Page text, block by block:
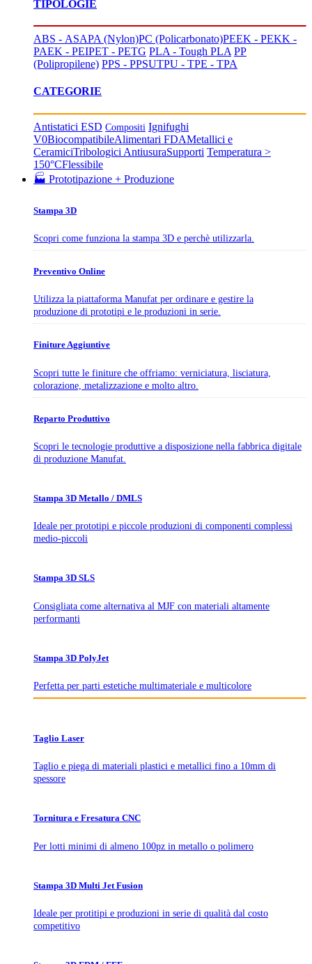
TIPOLOGIE
ABS - ASAPA (Nylon)PC (Policarbonato)PEEK - PEKK -
PAEK - PEIPET - PETG PLA - Tough PLA PP
(Polipropilene) PPS - PPSUTPU - TPE - TPA
CATEGORIE
Antistatici ESD Compositi Ignifughi
V0BiocompatibileAlimentari FDAMetallici e
CeramiciTribologici AntiusuraSupporti Temperatura >
150°CFlessibile
🏭 Prototipazione + Produzione
Stampa 3D
Scopri come funziona la stampa 3D e perchè utilizzarla.
Preventivo Online
Utilizza la piattaforma Manufat per ordinare e gestire la
produzione di prototipi e le produzioni in serie.
Finiture Aggiuntive
Scopri tutte le finiture che offriamo: verniciatura, lisciatura,
colorazione, metalizzazione e molto altro.
Reparto Produttivo
Scopri le tecnologie produttive a disposizione nella fabbrica digitale
di produzione Manufat.
Stampa 3D Metallo / DMLS
Ideale per prototipi e piccole produzioni di componenti complessi
medio-piccoli
Stampa 3D SLS
Consigliata come alternativa al MJF con materiali altamente
performanti
Stampa 3D PolyJet
Perfetta per parti estetiche multimateriale e multicolore
Taglio Laser
Taglio e piega di materiali plastici e metallici fino a 10mm di
spessore
Tornitura e Fresatura CNC
Per lotti minimi di almeno 100pz in metallo o polimero
Stampa 3D Multi Jet Fusion
Ideale per protitipi e produzioni in serie di qualità dal costo
competitivo